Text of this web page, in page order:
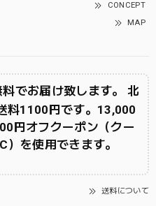
CONCEPT
MAP
でお届け致します。 北
料1100円です。13,000
円オフクーポン（クー
）を使用できます。
送料について